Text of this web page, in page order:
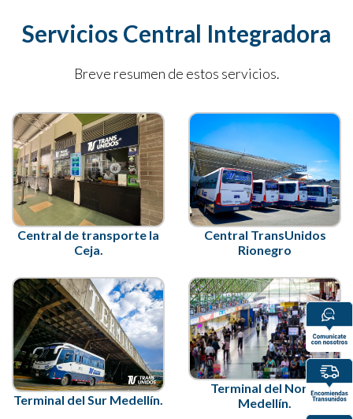
Servicios Central Integradora
Breve resumen de estos servicios.
Central de transporte la
Ceja.
Central TransUnidos
Rionegro
Terminal del Sur Medellín.
Terminal del Norte
Medellín.